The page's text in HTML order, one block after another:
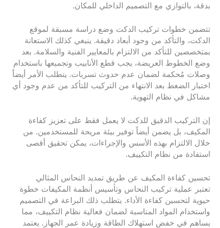
بدقة، بالتوازي مع التصميم الداخلي للمكان.
تتضمن خطوات تركيب الدكت وضع دراسة مسبقة لموقع
الدكت، والتأكد من وجود أبعاد دقيقة. ينبغي كذلك الاستعانة
بمتخصصين للتأكد من الالتزام بالمعايير الفنية والسلامة. بعد
وضع الخطوط العريضة، يجب قطع الأنابيب وتجميعها باستخدام
وصلات مُحكمة لضمان عدم حدوث تسربات. يتطلب الأمر أيضاً
اختبار الضغط بعد الانتهاء من التركيب للتأكد من عدم وجود أي
مشاكل في نظام التهوية.
إن التركيب الدقيق للدكت لا يعمل فقط على تعزيز كفاءة
المكيف، بل يضمن أيضاً توفير بيئة مريحة للمستخدمين. من
خلال الالتزام بهذه الأسس والإجراءات، يمكن تحقيق أقصى
استفادة من نظام التكييف.
تحسين كفاءة المكيف عن طريق تمديد النحاس المثالي
تعتبر عملية تركيب النحاس وتأسيس أنظمة المكيفات خطوة
حيوية لتحسين كفاءة الأداء. يتطلب ذلك البراعة في التصميم
واستخدام المواد المناسبة لضمان فعالية نظام التكييف، مما
يساهم في خفض استهلاك الطاقة وزيادة عمر الجهاز. يعتمد